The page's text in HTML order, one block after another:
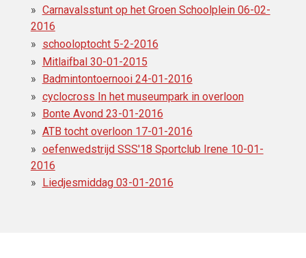
Carnavalsstunt op het Groen Schoolplein 06-02-
2016
schooloptocht 5-2-2016
Mitlaifbal 30-01-2015
Badmintontoernooi 24-01-2016
cyclocross In het museumpark in overloon
Bonte Avond 23-01-2016
ATB tocht overloon 17-01-2016
oefenwedstrijd SSS'18 Sportclub Irene 10-01-
2016
Liedjesmiddag 03-01-2016